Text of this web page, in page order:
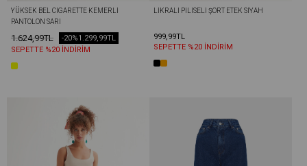
YÜKSEK BEL CIGARETTE KEMERLI
PANTOLON SARI
1.624,99TL 1.299,99TL
-20%
SEPETTE %20 İNDİRİM
LIKRALI PILISELI ŞORT ETEK SIYAH
999,99TL
SEPETTE %20 İNDİRİM